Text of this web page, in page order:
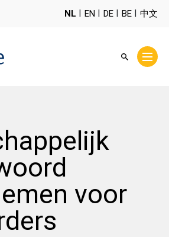
NL EN DE BE 中文
voor